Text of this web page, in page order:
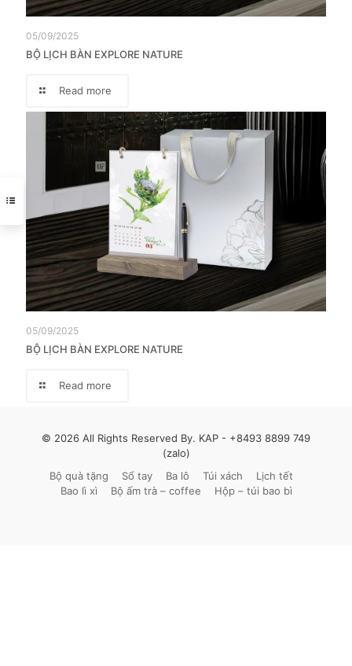
05/09/2025
BỘ LỊCH BÀN EXPLORE NATURE
Read more
05/09/2025
BỘ LỊCH BÀN EXPLORE NATURE
Read more
© 2026 All Rights Reserved By. KAP - +8493 8899 749
(zalo)
Bộ quà tặng
Sổ tay Ba lô Túi xách
Lịch tết
Bao lì xì
Bộ ấm trà – coffee Hộp – túi bao bì